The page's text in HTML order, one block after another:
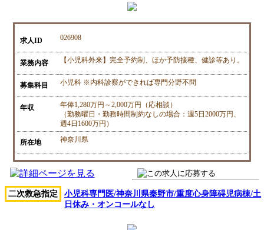
求人ID 026908
業務内容 【小児科外来】完全予約制、ほか予防接種、健診等あり。
募集科目 小児科 ※内科診察ができれば専門分野不問
年収
年俸1,280万円～2,000万円（応相談）
（勤務曜日・勤務時間制約なしの場合：週5日2000万円、
週4日1600万円）
所在地 神奈川県
二次救急指定
小児科専門医/神奈川県秦野市/重度心身障碍児病棟/土
日休み・オンコールなし